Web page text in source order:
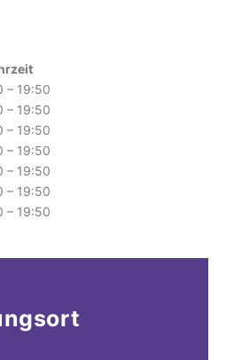
– 19:50
– 19:50
– 19:50
– 19:50
– 19:50
– 19:50
– 19:50